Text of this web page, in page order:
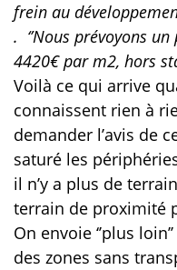
frein au
. ‘’Nous prévoyons
4420€ par m2, hors
Voilà ce qui arrive
connaissent rien à
demander l’avis de
saturé les
il n’y a plus de
terrain de proximité
On envoie ‘’plus
des zones sans